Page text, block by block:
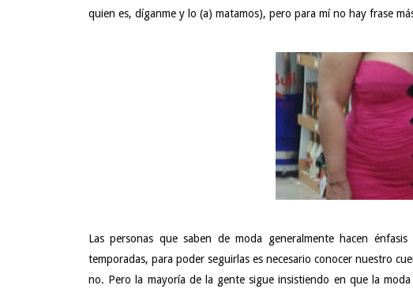
quien es, díganme y lo (a) matamos), pero para mí no hay frase
Las personas que saben de moda generalmente hacen
temporadas, para poder seguirlas es necesario conocer nuestro
no. Pero la mayoría de la gente sigue insistiendo en que la